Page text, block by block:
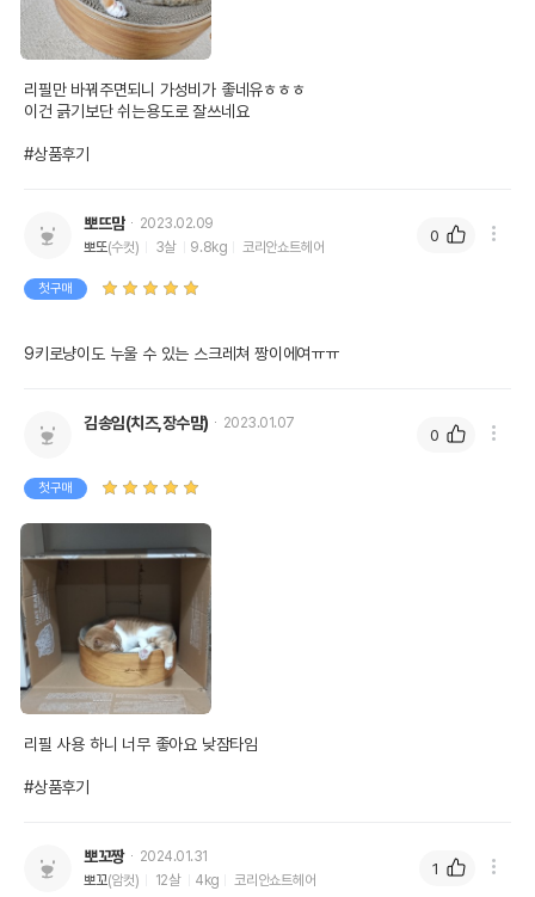
리필만 바꿔주면되니 가성비가 좋네유ㅎㅎㅎ
이건 긁기보단 쉬는용도로 잘쓰네요
#상품후기
뽀뜨맘
2023.02.09
뽀또(수컷) 3살 9.8kg 코리안쇼트헤어
첫구매
9키로냥이도 누울 수 있는 스크레쳐 짱이에여ㅠㅠ
0
김송임(치즈,장수맘) 2023.01.07
첫구매
리필 사용 하니 너무 좋아요 낮잠타임
#상품후기
0
뽀꼬짱
2024.01.31
뽀꼬(암컷) 12살 4kg 코리안쇼트헤어
1